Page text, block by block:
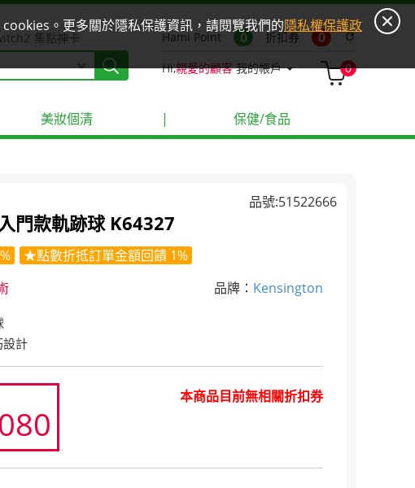
。更多關於隱私保護資訊，請閱覽我們的隱私權保護政
集點神卡 Hami Point 0 折扣券 0 refresh
Hi,親愛的顧客 我的帳戶 0
美妝個清 | 保健/食品
品號:51522666
門款軌跡球 K64327
★點數折抵訂單金額回饋 1%
品牌： Kensington
設計
本商品目前無相關折扣券